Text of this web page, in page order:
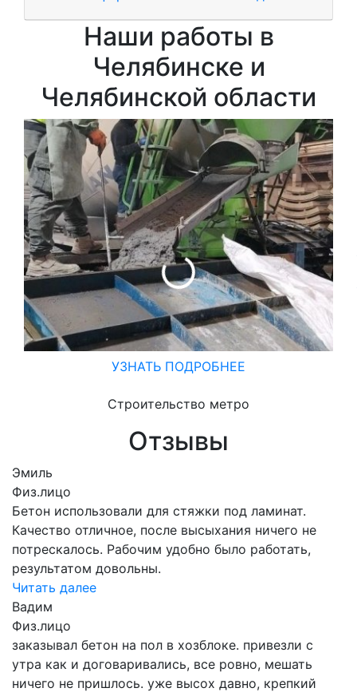
Наши работы в
Челябинске и
Челябинской области
УЗНАТЬ ПОДРОБНЕЕ
Строительство метро
Отзывы
Эмиль
Физ.лицо
Бетон использовали для стяжки под ламинат.
Качество отличное, после высыхания ничего не
потрескалось. Рабочим удобно было работать,
результатом довольны.
Читать далее
Вадим
Физ.лицо
заказывал бетон на пол в хозблоке. привезли с
утра как и договаривались, все ровно, мешать
ничего не пришлось. уже высох давно, крепкий